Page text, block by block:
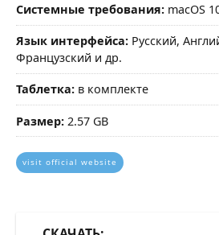
Системные требования: macOS
Язык интерфейса: Русский,
Французский и др.
Таблетка: в комплекте
Размер: 2.57 GB
visit official website